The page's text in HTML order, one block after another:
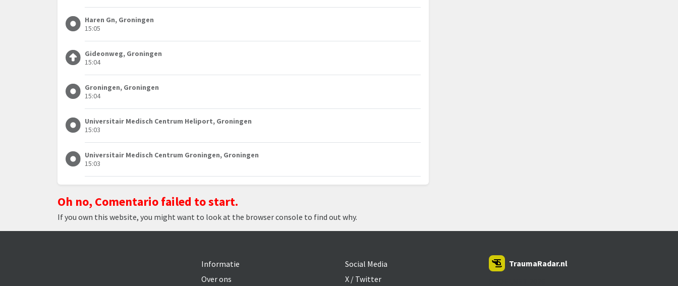
Haren Gn, Groningen
15:05
Gideonweg, Groningen
15:04
Groningen, Groningen
15:04
Universitair Medisch Centrum Heliport, Groningen
15:03
Universitair Medisch Centrum Groningen, Groningen
15:03
Oh no, Comentario failed to start.
If you own this website, you might want to look at the browser console to find out why.
Informatie
Over ons
Social Media
X / Twitter
TraumaRadar.nl